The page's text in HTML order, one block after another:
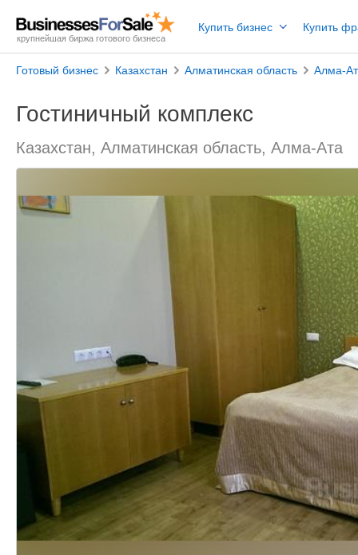
крупнейшая биржа готового бизнеса
Купить бизнес Купить
Готовый бизнес Казахстан Алматинская область Алма-
Гостиничный комплекс
Казахстан, Алматинская область, Алма-Ата